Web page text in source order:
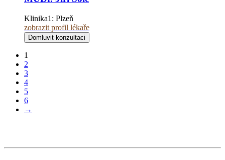
Klinika1: Plzeň
zobrazit profil lékaře
Domluvit konzultaci
1
2
3
4
5
6
→